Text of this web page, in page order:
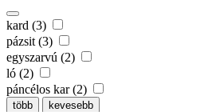
kard (3)
pázsit (3)
egyszarvú (2)
ló (2)
páncélos kar (2)
több kevesebb